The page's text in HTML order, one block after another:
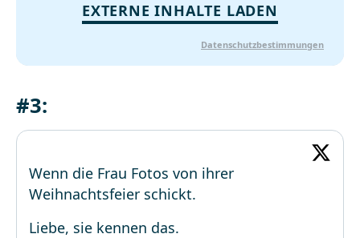
EXTERNE INHALTE LADEN
Datenschutzbestimmungen
#3:
Wenn die Frau Fotos von ihrer
Weihnachtsfeier schickt.
Liebe, sie kennen das.